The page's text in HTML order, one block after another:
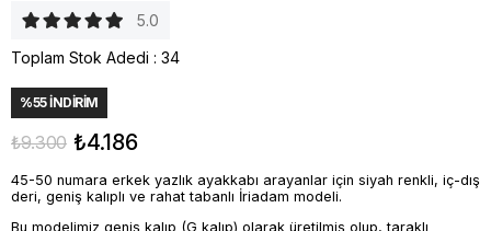
5.0
Toplam Stok Adedi : 34
%55İNDIRIM
₺9.300 ₺4.186
45-50 numara erkek yazlık ayakkabı arayanlar için siyah renkli, iç-dış
deri, geniş kalıplı ve rahat tabanlı İriadam modeli.
Bu modelimiz geniş kalıp (G kalıp) olarak üretilmiş olup, taraklı